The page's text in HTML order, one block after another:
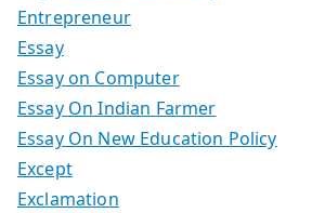
Entrepreneur
Essay
Essay on Computer
Essay On Indian Farmer
Essay On New Education Policy
Except
Exclamation